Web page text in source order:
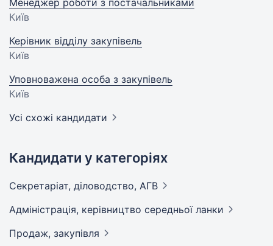
Менеджер роботи з постачальниками
Київ
Керівник відділу закупівель
Київ
Уповноважена особа з закупівель
Київ
Усі схожі кандидати
Кандидати у категоріях
Секретаріат, діловодство, АГВ
Адмiнiстрацiя, керівництво середньої ланки
Продаж, закупівля